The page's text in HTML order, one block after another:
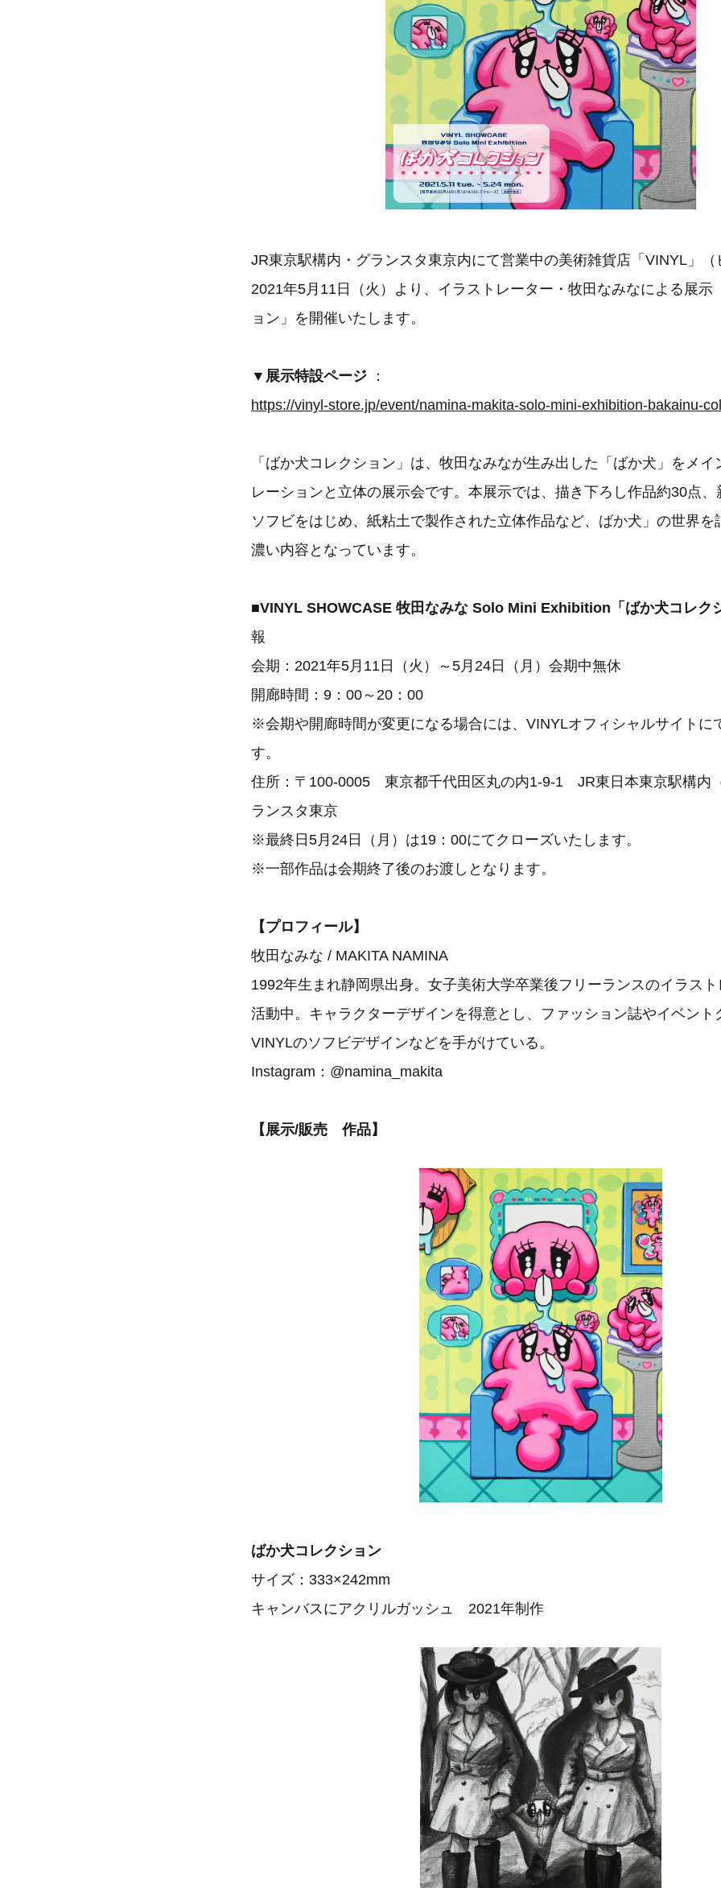
JR東京駅構内・グランスタ東京内にて営業中の美術雑貨店「VINYL」（
2021年5月11日（火）より、イラストレーター・牧田なみなによる展示
ョン」を開催いたします。
▼展示特設ページ ：
https://vinyl-store.jp/event/namina-makita-solo-mini-exhibition-bakainu-
「ばか犬コレクション」は、牧田なみなが生み出した「ばか犬」をメイ
レーションと立体の展示会です。本展示では、描き下ろし作品約30点、
ソフビをはじめ、紙粘土で製作された立体作品など、ばか犬」の世界を
濃い内容となっています。
■VINYL SHOWCASE 牧田なみな Solo Mini Exhibition「ばか犬コレク
報
会期：2021年5月11日（火）～5月24日（月）会期中無休
開廊時間：9：00～20：00
※会期や開廊時間が変更になる場合には、VINYLオフィシャルサイトに
す。
住所：〒100-0005 東京都千代田区丸の内1-9-1 JR東日本東京駅構内
ランスタ東京
※最終日5月24日（月）は19：00にてクローズいたします。
※一部作品は会期終了後のお渡しとなります。
【プロフィール】
牧田なみな / MAKITA NAMINA
1992年生まれ静岡県出身。女子美術大学卒業後フリーランスのイラス
活動中。キャラクターデザインを得意とし、ファッション誌やイベント
VINYLのソフビデザインなどを手がけている。
Instagram：@namina_makita
【展示/販売 作品】
ばか犬コレクション
サイズ：333×242mm
キャンバスにアクリルガッシュ 2021年制作